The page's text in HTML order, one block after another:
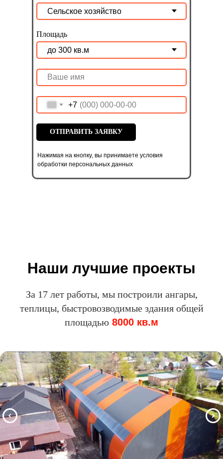
Нажимая на кнопку, вы принимаете условия
обработки персональных данных
Площадь
+7
ОТПРАВИТЬ ЗАЯВКУ
Наши лучшие проекты
За 17 лет работы, мы построили ангары,
теплицы, быстровозводимые здания общей
площадью 8000 кв.м